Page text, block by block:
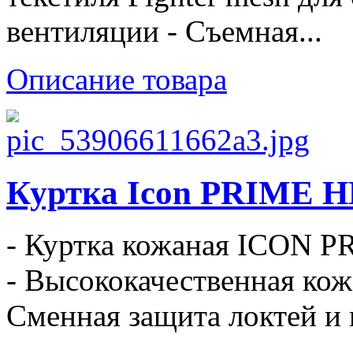
вентиляции - Съемная...
Описание товара
Куртка Icon PRIME
- Куртка кожаная ICON
- Высококачественная
Сменная защита локтей